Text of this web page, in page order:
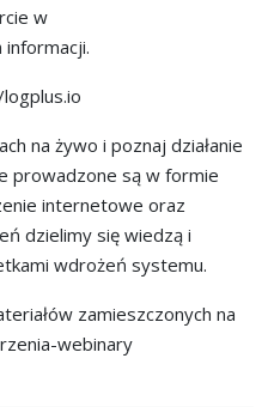
w
na żywo i poznaj działanie
prowadzone są w formie
internetowe oraz
dzielimy się wiedzą i
wdrożeń systemu.
zamieszczonych na
webinary